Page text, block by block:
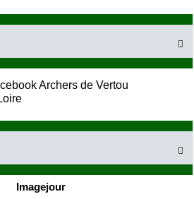


Imagejour